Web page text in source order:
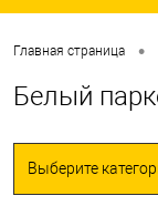
Главная страница •
Белый
Выберите